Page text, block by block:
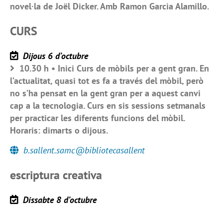
novel·la de Joël Dicker. Amb Ramon Garcia Alamillo.
CURS
Dijous 6 d’octubre
10.30 h • Inici Curs de mòbils per a gent gran. En
l’actualitat, quasi tot es fa a través del mòbil, però
no s’ha pensat en la gent gran per a aquest canvi
cap a la tecnologia. Curs en sis sessions setmanals
per practicar les diferents funcions del mòbil.
Horaris: dimarts o dijous.
b.sallent.samc@bibliotecasallent
escriptura creativa
Dissabte 8 d’octubre